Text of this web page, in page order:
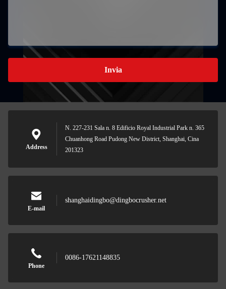
Invia
Address
N. 227-231 Sala n. 8 Edificio Royal Industrial Park n. 365
Chuanhong Road Pudong New District, Shanghai, Cina
201323
E-mail
shanghaidingbo@dingbocrusher.net
Phone
0086-17621148835